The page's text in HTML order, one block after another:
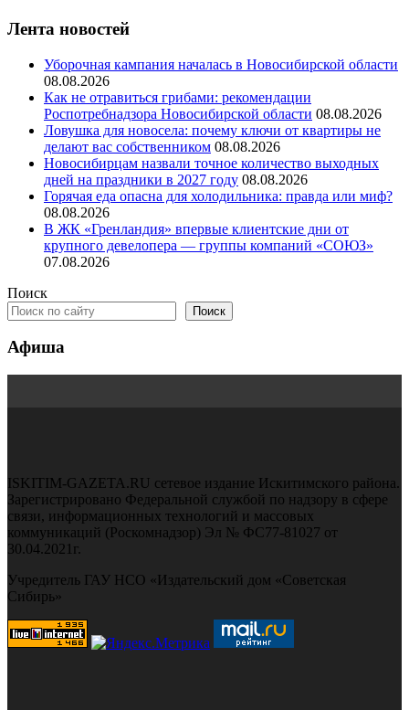
Лента новостей
Уборочная кампания началась в Новосибирской области
08.08.2026
Как не отравиться грибами: рекомендации
Роспотребнадзора Новосибирской области 08.08.2026
Ловушка для новосела: почему ключи от квартиры не
делают вас собственником 08.08.2026
Новосибирцам назвали точное количество выходных
дней на праздники в 2027 году 08.08.2026
Горячая еда опасна для холодильника: правда или миф?
08.08.2026
В ЖК «Гренландия» впервые клиентские дни от
крупного девелопера — группы компаний «СОЮЗ»
07.08.2026
Поиск
Поиск
Афиша
ISKITIM-GAZETA.RU сетевое издание Искитимского района.
Зарегистрировано Федеральной службой по надзору в сфере
связи, информационных технологий и массовых
коммуникаций (Роскомнадзор) Эл № ФС77-81027 от
30.04.2021г.
Учредитель ГАУ НСО «Издательский дом «Советская
Сибирь»